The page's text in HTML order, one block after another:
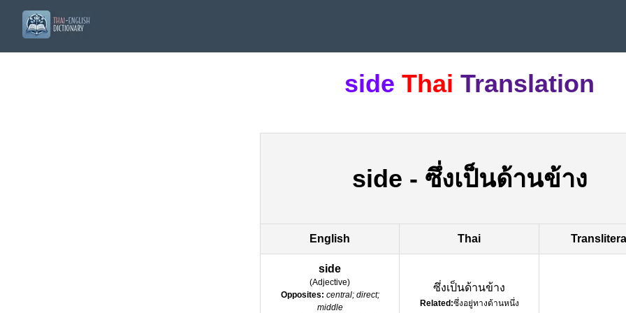
side Thai Translation
side - ซึ่งเป็นด้านข้าง
English Thai
side
(Adjective)
Opposites: central; direct;
middle
ซึ่งเป็นด้านข้าง
Related:ซึ่งอยู่ทางด้านหนึ่ง